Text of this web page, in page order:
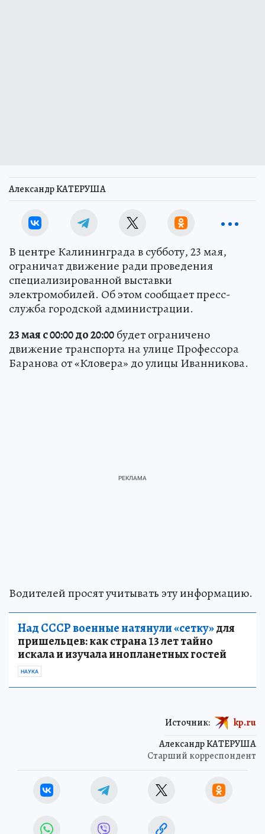
Александр КАТЕРУША
В центре Калининграда в субботу, 23 мая,
ограничат движение ради проведения
специализированной выставки
электромобилей. Об этом сообщает пресс-
служба городской администрации.
23 мая с 00:00 до 20:00будет ограничено
движение транспорта на улице Профессора
Баранова от «Кловера» до улицы Иванникова.
Водителей просят учитывать эту информацию.
Над СССР военные натянули «сетку»для
пришельцев: как страна 13 лет тайно
искала и изучала инопланетных гостей
НАУКА
Александр КАТЕРУША
Старший корреспондент
Источник: kp.ru